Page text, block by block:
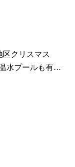
クリスマス
水プールも有…